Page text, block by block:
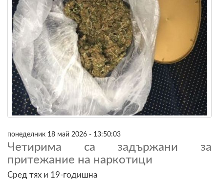
понеделник 18 май 2026 - 13:50:03
Четирима са задържани за
притежание на наркотици
Сред тях и 19-годишна